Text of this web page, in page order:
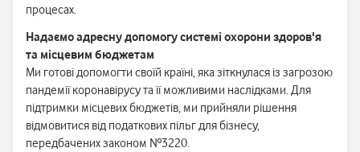
процесах.
Надаємо адресну допомогу системі охорони здоров'я
та місцевим бюджетам
Ми готові допомогти своїй країні, яка зіткнулася із загрозою
пандемії коронавірусу та її можливими наслідками. Для
підтримки місцевих бюджетів, ми прийняли рішення
відмовитися від податкових пільг для бізнесу,
передбачених законом №3220.